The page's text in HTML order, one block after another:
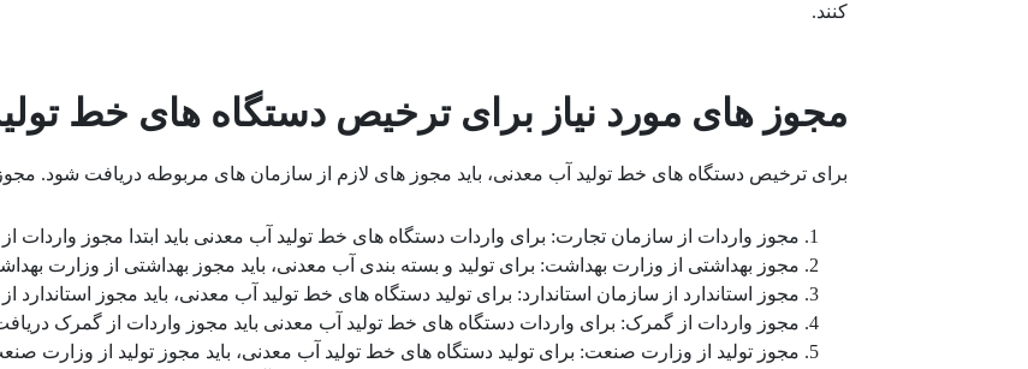
کنند.
مجوز های مورد نیاز برای ترخیص دستگاه های خط
برای ترخیص دستگاه های خط تولید آب معدنی، باید مجوز های لازم از سازمان های مربوطه دریافت شود. مجوز
مجوز واردات از سازمان تجارت: برای واردات دستگاه های خط تولید آب معدنی باید ابتدا مجوز واردات
مجوز بهداشتی از وزارت بهداشت: برای تولید و بسته بندی آب معدنی، باید مجوز بهداشتی از وزارت
مجوز استاندارد از سازمان استاندارد: برای تولید دستگاه های خط تولید آب معدنی، باید مجوز استاندارد
مجوز واردات از گمرک: برای واردات دستگاه های خط تولید آب معدنی باید مجوز واردات از گمرک
مجوز تولید از وزارت صنعت: برای تولید دستگاه های خط تولید آب معدنی، باید مجوز تولید از وزارت